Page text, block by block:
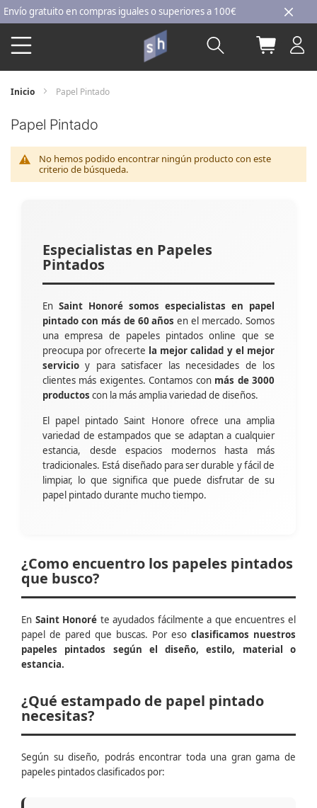
Ir
al
contenido
gratuito en compras iguales o superiores a 100€
Buscar Mi
Inicio Papel Pintado
Papel Pintado
No hemos podido encontrar ningún producto con este
criterio de búsqueda.
Especialistas en Papeles
Pintados
En Saint Honoré somos especialistas en papel
pintado con más de 60 años en el mercado. Somos
una empresa de papeles pintados online que se
preocupa por ofrecerte la mejor calidad y el mejor
servicio y para satisfacer las necesidades de los
clientes más exigentes. Contamos con más de 3000
productos con la más amplia variedad de diseños.
El papel pintado Saint Honore ofrece una amplia
variedad de estampados que se adaptan a cualquier
estancia, desde espacios modernos hasta más
tradicionales. Está diseñado para ser durable y fácil de
limpiar, lo que significa que puede disfrutar de su
papel pintado durante mucho tiempo.
¿Como encuentro los papeles pintados
que busco?
En Saint Honoré te ayudados fácilmente a que encuentres el
papel de pared que buscas. Por eso clasificamos nuestros
papeles pintados según el diseño, estilo, material o
estancia.
¿Qué estampado de papel pintado
necesitas?
Según su diseño, podrás encontrar toda una gran gama de
papeles pintados clasificados por: